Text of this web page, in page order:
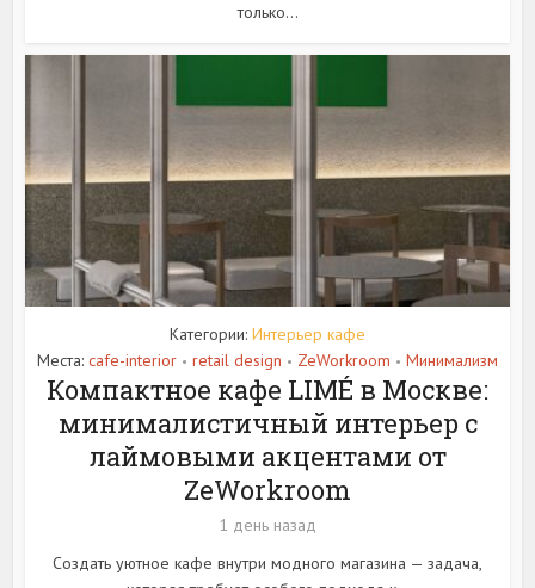
только...
Категории: Интерьер кафе
Места: cafe-interior • retail design • ZeWorkroom • Минимализм
Компактное кафе LIMÉ в Москве:
минималистичный интерьер с
лаймовыми акцентами от
ZeWorkroom
1 день назад
Создать уютное кафе внутри модного магазина — задача,